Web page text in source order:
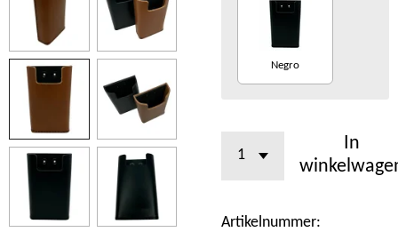
Negro
In
Artikelnummer: